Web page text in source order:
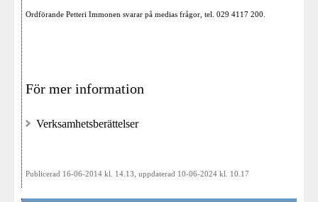
Ordförande Petteri Immonen svarar på medias frågor, tel. 029 4117 200.
För mer information
Verksamhetsberättelser
Publicerad 16-06-2014 kl. 14.13, uppdaterad 10-06-2024 kl. 10.17